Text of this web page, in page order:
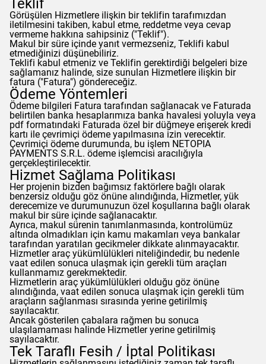
Teklif
Görüşülen Hizmetlere ilişkin bir teklifin tarafımızdan
iletilmesini takiben, kabul etme, reddetme veya cevap
vermeme hakkına sahipsiniz ("Teklif").
Makul bir süre içinde yanıt vermezseniz, Teklifi kabul
etmediğinizi düşünebiliriz.
Teklifi kabul etmeniz ve Teklifin gerektirdiği belgeleri bize
sağlamanız halinde, size sunulan Hizmetlere ilişkin bir
fatura ("Fatura") göndereceğiz.
Ödeme Yöntemleri
Ödeme bilgileri Fatura tarafından sağlanacak ve Faturada
belirtilen banka hesaplarımıza banka havalesi yoluyla veya
pdf formatındaki Faturada özel bir düğmeye erişerek kredi
kartı ile çevrimiçi ödeme yapılmasına izin verecektir.
Çevrimiçi ödeme durumunda, bu işlem NETOPIA
PAYMENTS S.R.L. ödeme işlemcisi aracılığıyla
gerçekleştirilecektir.
Hizmet Sağlama Politikası
Her projenin bizden bağımsız faktörlere bağlı olarak
benzersiz olduğu göz önüne alındığında, Hizmetler, yük
derecemize ve durumunuzun özel koşullarına bağlı olarak
makul bir süre içinde sağlanacaktır.
Ayrıca, makul sürenin tanımlanmasında, kontrolümüz
altında olmadıkları için kamu makamları veya bankalar
tarafından yaratılan gecikmeler dikkate alınmayacaktır.
Hizmetler araç yükümlülükleri niteliğindedir, bu nedenle
vaat edilen sonuca ulaşmak için gerekli tüm araçları
kullanmamız gerekmektedir.
Hizmetlerin araç yükümlülükleri olduğu göz önüne
alındığında, vaat edilen sonuca ulaşmak için gerekli tüm
araçların sağlanması sırasında yerine getirilmiş
sayılacaktır.
Ancak gösterilen çabalara rağmen bu sonuca
ulaşılamaması halinde Hizmetler yerine getirilmiş
sayılacaktır.
Tek Taraflı Fesih / İptal Politikası